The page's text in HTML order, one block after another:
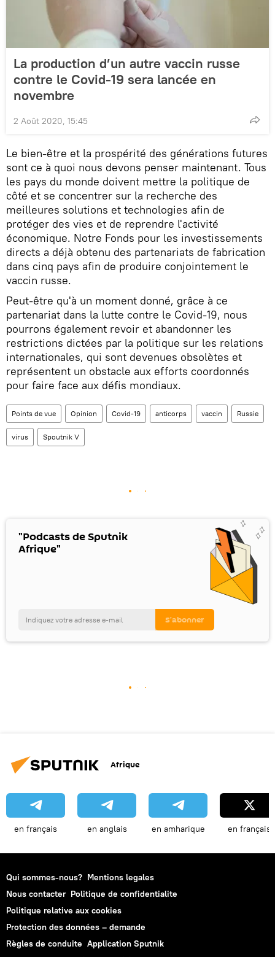
La production d’un autre vaccin russe
contre le Covid-19 sera lancée en
novembre
2 Août 2020, 15:45
Le bien-être et la prospérité des générations futures
sont ce à quoi nous devons penser maintenant. Tous
les pays du monde doivent mettre la politique de
côté et se concentrer sur la recherche des
meilleures solutions et technologies afin de
protéger des vies et de reprendre l'activité
économique. Notre Fonds pour les investissements
directs a déjà obtenu des partenariats de fabrication
dans cinq pays afin de produire conjointement le
vaccin russe.
Peut-être qu'à un moment donné, grâce à ce
partenariat dans la lutte contre le Covid-19, nous
pourrons également revoir et abandonner les
restrictions dictées par la politique sur les relations
internationales, qui sont devenues obsolètes et
représentent un obstacle aux efforts coordonnés
pour faire face aux défis mondiaux.
Points de vue Opinion Covid-19 anticorps vaccin Russie
virus Spoutnik V
"Podcasts de Sputnik
Afrique"
Afrique
en français en anglais en amharique en français
Qui sommes-nous? Mentions legales
Nous contacter Politique de confidentialite
Politique relative aux cookies
Protection des données – demande
Règles de conduite Application Sputnik